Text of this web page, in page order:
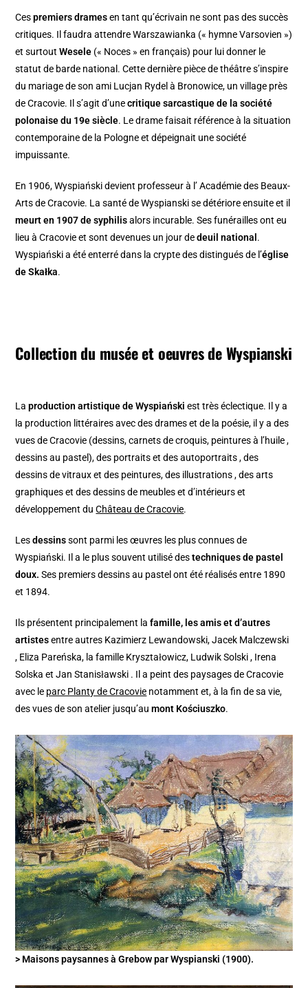
Cespremiers dramesen tant qu’écrivain ne sont pas des succès
critiques. Il faudra attendre Warszawianka (« hymne Varsovien »)
et surtoutWesele (« Noces » en français) pour lui donner le
statut de barde national. Cette dernière pièce de théâtre s’inspire
du mariage de son ami Lucjan Rydel à Bronowice, un village près
de Cracovie. Il s’agit d’unecritique sarcastique de la société
polonaise du 19e siècle. Le drame faisait référence à la situation
contemporaine de la Pologne et dépeignait une société
impuissante.
En 1906, Wyspiański devient professeur à l’ Académie des Beaux-
Arts de Cracovie. La santé de Wyspianski se détériore ensuite et il
meurt en 1907 de syphilisalors incurable. Ses funérailles ont eu
lieu à Cracovie et sont devenues un jour dedeuil national .
Wyspiański a été enterré dans la crypte des distingués de l’église
de Skałka.
Collection du musée etoeuvres de Wyspianski
Laproduction artistique de Wyspiański est très éclectique. Il y a
la production littéraires avec des drames et de la poésie, il y a des
vues de Cracovie (dessins, carnets de croquis, peintures à l’huile ,
dessins au pastel), des portraits et des autoportraits , des
dessins de vitraux et des peintures, des illustrations , des arts
graphiques et des dessins de meubles et d’intérieurs et
développement duChâteau de Cracovie.
Lesdessinssont parmi les œuvres les plus connues de
Wyspiański. Il a le plus souvent utilisé destechniques de pastel
doux. Ses premiers dessins au pastel ont été réalisés entre 1890
et 1894.
Ils présentent principalement lafamille, les amis et d’autres
artistesentre autres Kazimierz Lewandowski, Jacek Malczewski
, Eliza Pareńska, la famille Kryształowicz, Ludwik Solski , Irena
Solska et Jan Stanisławski . Il a peint des paysages de Cracovie
avec le parc Planty de Cracovie notamment et, à la fin de sa vie,
des vues de son atelier jusqu’aumont Kościuszko.
> Maisons paysannes à Grebow par Wyspianski (1900).